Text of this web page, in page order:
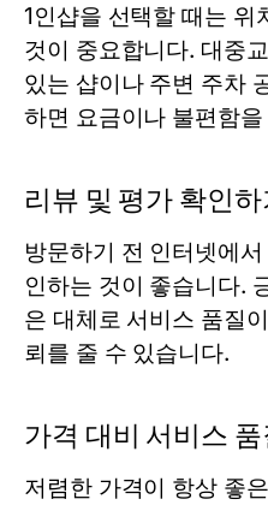
1인샵을 선택할 때는 위
것이 중요합니다. 대중
있는 샵이나 주변 주차
하면 요금이나 불편함
리뷰 및 평가 확인하
방문하기 전 인터넷에
인하는 것이 좋습니다.
은 대체로 서비스 품질
뢰를 줄 수 있습니다.
가격 대비 서비스 품
저렴한 가격이 항상 좋